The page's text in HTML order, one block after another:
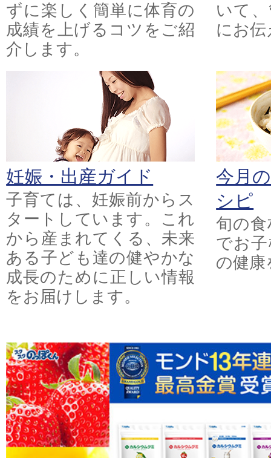
ずに楽しく簡単に体育の
成績を上げるコツをご紹
介します。
いて
にお
妊娠・出産ガイド
子育ては、妊娠前からス
タートしています。これ
から産まれてくる、未来
ある子ども達の健やかな
成長のために正しい情報
をお届けします。
今月
シピ
旬の
でお
の健